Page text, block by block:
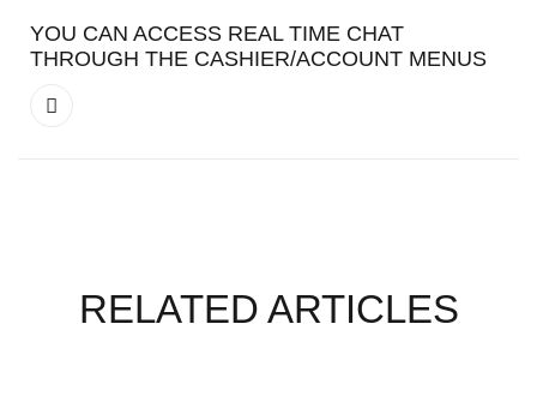
YOU CAN ACCESS REAL TIME CHAT
THROUGH THE CASHIER/ACCOUNT MENUS
RELATED ARTICLES